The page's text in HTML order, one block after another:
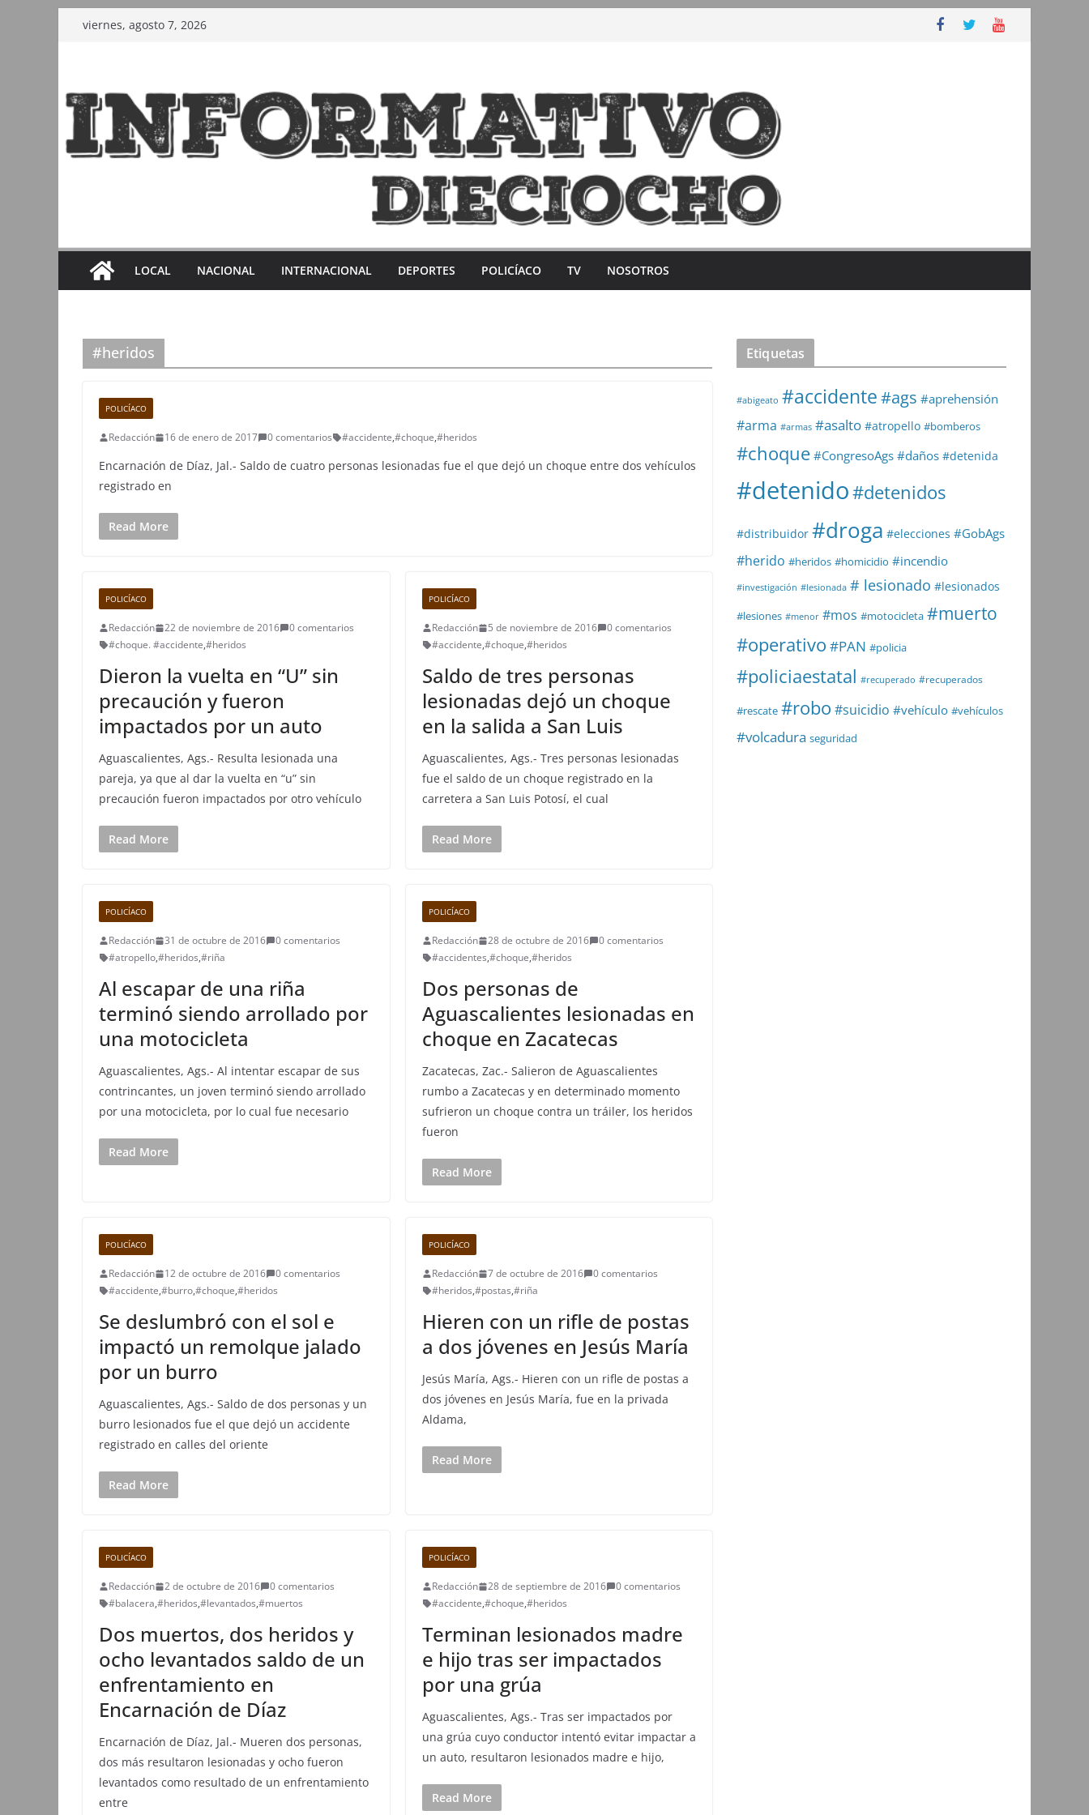
Saltarviernes, agosto 7, 2026
LOCAL NACIONAL INTERNACIONAL DEPORTES POLICÍACO TV NOSOTROS
#heridos
POLICÍACO
Redacción 16 de enero de 2017 0 comentarios #accidente,#choque,#heridos
Encarnación de Díaz, Jal.- Saldo de cuatro personas lesionadas fue el que dejó un choque entre dos vehículos
registrado en
Read More
POLICÍACO
Redacción 22 de noviembre de 2016
0 comentarios
#choque. #accidente,#heridos
Dieron la vuelta en “U” sin
precaución y fueron
impactados por un auto
Aguascalientes, Ags.- Resulta lesionada una
pareja, ya que al dar la vuelta en “u” sin
precaución fueron impactados por otro vehículo
Read More
POLICÍACO
Redacción 5 de noviembre de 2016
0 comentarios
#accidente,#choque,#heridos
Saldo de tres personas
lesionadas dejó un choque
en la salida a San Luis
Aguascalientes, Ags.- Tres personas lesionadas
fue el saldo de un choque registrado en la
carretera a San Luis Potosí, el cual
Read More
POLICÍACO
Redacción 31 de octubre de 2016
0 comentarios
#atropello,#heridos,#riña
Al escapar de una riña
terminó siendo arrollado por
una motocicleta
Aguascalientes, Ags.- Al intentar escapar de sus
contrincantes, un joven terminó siendo arrollado
por una motocicleta, por lo cual fue necesario
Read More
POLICÍACO
Redacción 28 de octubre de 2016
0 comentarios
#accidentes,#choque,#heridos
Dos personas de
Aguascalientes lesionadas en
choque en Zacatecas
Zacatecas, Zac.- Salieron de Aguascalientes
rumbo a Zacatecas y en determinado momento
sufrieron un choque contra un tráiler, los heridos
fueron
Read More
POLICÍACO
Redacción 12 de octubre de 2016
0 comentarios
#accidente,#burro,#choque,#heridos
Se deslumbró con el sol e
impactó un remolque jalado
por un burro
Aguascalientes, Ags.- Saldo de dos personas y un
burro lesionados fue el que dejó un accidente
registrado en calles del oriente
Read More
POLICÍACO
Redacción 7 de octubre de 2016
0 comentarios
#heridos,#postas,#riña
Hieren con un rifle de postas
a dos jóvenes en Jesús María
Jesús María, Ags.- Hieren con un rifle de postas a
dos jóvenes en Jesús María, fue en la privada
Aldama,
Read More
POLICÍACO
Redacción 2 de octubre de 2016
0 comentarios
#balacera,#heridos,#levantados,#muertos
Dos muertos, dos heridos y
ocho levantados saldo de un
enfrentamiento en
Encarnación de Díaz
Encarnación de Díaz, Jal.- Mueren dos personas,
dos más resultaron lesionadas y ocho fueron
levantados como resultado de un enfrentamiento
entre
POLICÍACO
Redacción 28 de septiembre de 2016
0 comentarios
#accidente,#choque,#heridos
Terminan lesionados madre
e hijo tras ser impactados
por una grúa
Aguascalientes, Ags.- Tras ser impactados por
una grúa cuyo conductor intentó evitar impactar a
un auto, resultaron lesionados madre e hijo,
Read More
Etiquetas
#abigeato #accidente#ags #aprehensión
#arma #armas #asalto #atropello #bomberos
#choque #CongresoAgs #daños #detenida
#detenido#detenidos
#distribuidor #droga #elecciones #GobAgs
#herido #heridos #homicidio #incendio
#investigación #lesionada # lesionado #lesionados
#lesiones #menor #mos #motocicleta #muerto
#operativo #PAN #policia
#policiaestatal #recuperado #recuperados
#rescate #robo #suicidio #vehículo #vehículos
#volcadura seguridad